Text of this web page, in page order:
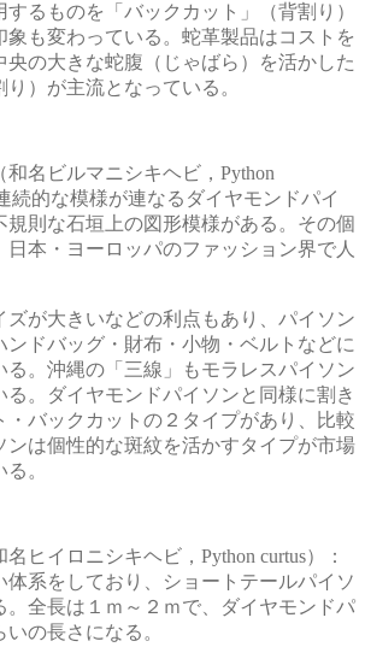
るものを「バックカット」（背割り）
象も変わっている。蛇革製品はコストを
央の大きな蛇腹（じゃばら）を活かした
）が主流となっている。
名ビルマニシキヘビ，Python
続的な模様が連なるダイヤモンドパイ
規則な石垣上の図形模様がある。その個
本・ヨーロッパのファッション界で人
ズが大きいなどの利点もあり、パイソン
ンドバッグ・財布・小物・ベルトなどに
る。沖縄の「三線」もモラレスパイソン
る。ダイヤモンドパイソンと同様に割き
・バックカットの２タイプがあり、比較
ンは個性的な斑紋を活かすタイプが市場
。
ヒイロニシキヘビ，Python curtus）：
体系をしており、ショートテールパイソ
。全長は１ｍ～２ｍで、ダイヤモンドパ
の長さになる。